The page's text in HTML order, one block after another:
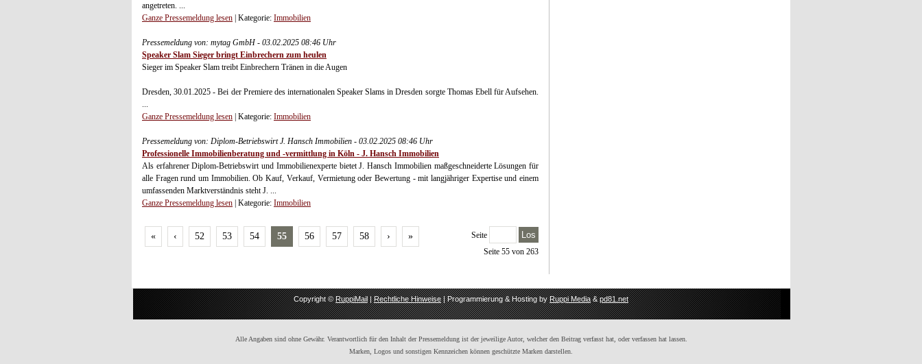
angetreten. ...
Ganze Pressemeldung lesen | Kategorie: Immobilien
Pressemeldung von: mytag GmbH - 03.02.2025 08:46 Uhr
Speaker Slam Sieger bringt Einbrechern zum heulen
Sieger im Speaker Slam treibt Einbrechern Tränen in die Augen
Dresden, 30.01.2025 - Bei der Premiere des internationalen Speaker Slams in Dresden sorgte Thomas Ebell für Aufsehen.
...
Ganze Pressemeldung lesen | Kategorie: Immobilien
Pressemeldung von: Diplom-Betriebswirt J. Hansch Immobilien - 03.02.2025 08:46 Uhr
Professionelle Immobilienberatung und -vermittlung in Köln - J. Hansch Immobilien
Als erfahrener Diplom-Betriebswirt und Immobilienexperte bietet J. Hansch Immobilien maßgeschneiderte Lösungen für
alle Fragen rund um Immobilien. Ob Kauf, Verkauf, Vermietung oder Bewertung - mit langjähriger Expertise und einem
umfassenden Marktverständnis steht J. ...
Ganze Pressemeldung lesen | Kategorie: Immobilien
« ‹ 52 53 54 55 56 57 58 › » Seite Los
Seite 55 von 263
Copyright ©RuppiMail|Rechtliche Hinweise| Programmierung & Hosting byRuppi Media&pd81.net
Alle Angaben sind ohne Gewähr. Verantwortlich für den Inhalt der Pressemeldung ist der jeweilige Autor, welcher den Beitrag verfasst hat, oder verfassen hat lassen.
Marken, Logos und sonstigen Kennzeichen können geschützte Marken darstellen.